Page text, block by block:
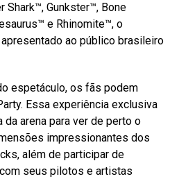
Shark™, Gunkster™, Bone
e Rhinomite™, o
ao público brasileiro
espetáculo, os fãs podem
Essa experiência exclusiva
arena para ver de perto o
impressionantes dos
além de participar de
seus pilotos e artistas